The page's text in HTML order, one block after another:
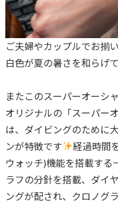
ご夫婦やカップルでお揃
白色が夏の暑さを和らげ
またこのスーパーオーシ
オリジナルの「スーパー
は、ダイビングのために
ンが特徴です
経過時間
ウォッチ)機能を搭載する
ラフの分針を搭載、ダイ
ングが配され、クロノグ